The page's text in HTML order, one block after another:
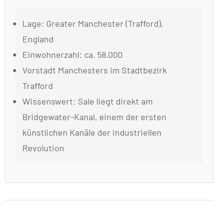
Lage: Greater Manchester (Trafford),
England
Einwohnerzahl: ca. 58.000
Vorstadt Manchesters im Stadtbezirk
Trafford
Wissenswert: Sale liegt direkt am
Bridgewater-Kanal, einem der ersten
künstlichen Kanäle der industriellen
Revolution